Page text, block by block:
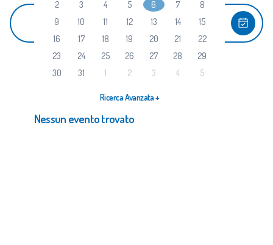
2
3 4 5 6 7
8
9
10 11 12 13 14
15
16
17 18 19 20 21
22
23
24 25 26 27 28
29
30
31 1 2 3 4 5
Ricerca Avanzata +
Nessun evento trovato